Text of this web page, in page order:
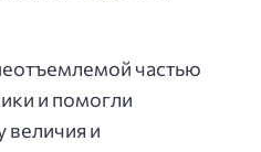
частью
и помогли
величия и